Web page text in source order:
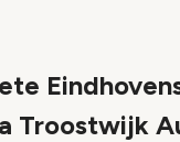
Troostwijk